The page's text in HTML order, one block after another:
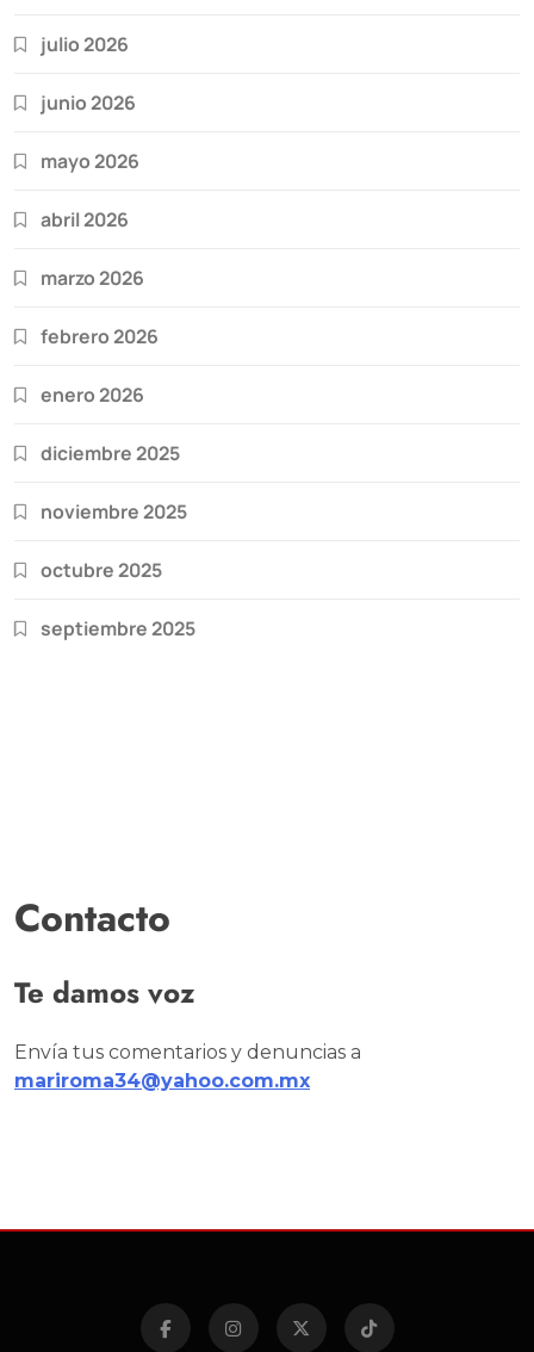
julio 2026
junio 2026
mayo 2026
abril 2026
marzo 2026
febrero 2026
enero 2026
diciembre 2025
noviembre 2025
octubre 2025
septiembre 2025
Contacto
Te damos voz
Envía tus comentarios y denuncias a
mariroma34@yahoo.com.mx